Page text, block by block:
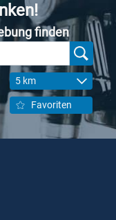
finden
5 km
Favoriten